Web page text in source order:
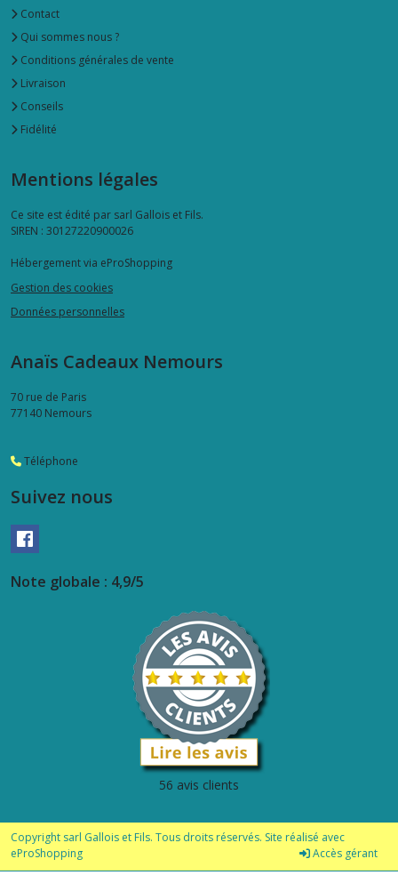
Contact
Qui sommes nous ?
Conditions générales de vente
Livraison
Conseils
Fidélité
Mentions légales
Ce site est édité par sarl Gallois et Fils.
SIREN : 30127220900026
Hébergement via eProShopping
Gestion des cookies
Données personnelles
Anaïs Cadeaux Nemours
70 rue de Paris
77140 Nemours
Téléphone
Suivez nous
Note globale : 4,9/5
56 avis clients
Copyright sarl Gallois et Fils. Tous droits réservés. Site réalisé avec
eProShopping
Accès gérant